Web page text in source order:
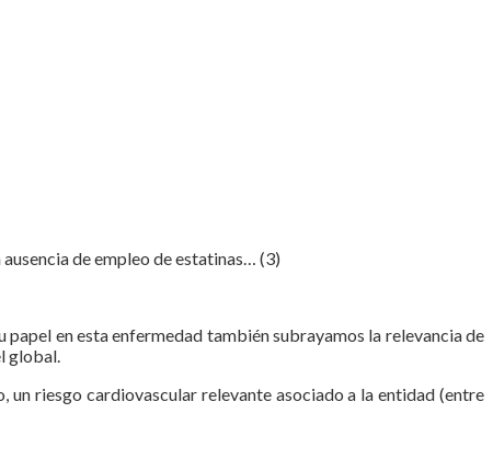
de empleo de estatinas… (3)
en esta enfermedad también subrayamos la relevancia de
global.
riesgo cardiovascular relevante asociado a la entidad (entre